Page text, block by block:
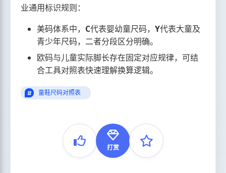
业通用标识规则：
美码体系中， C代表婴幼童尺码， Y代表大童及
青少年尺码，二者分段区分明确。
欧码与儿童实际脚长存在固定对应规律，可结
合工具对照表快速理解换算逻辑。
童鞋尺码对照表
打赏